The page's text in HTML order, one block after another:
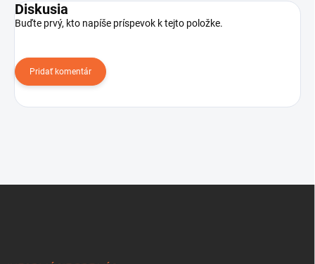
Diskusia
Buďte prvý, kto napíše príspevok k tejto položke.
Pridať komentár